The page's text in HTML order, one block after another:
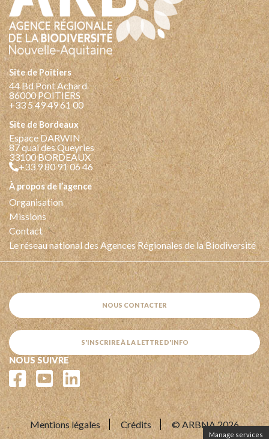
Site de Poitiers
44 Bd Pont Achard
86000 POITIERS
+33 5 49 49 61 00
Site de Bordeaux
Espace DARWIN
87 quai des Queyries
33100 BORDEAUX
+33 9 80 91 06 46
à propos de l’agence
Organisation
Missions
Contact
Le réseau national des Agences Régionales de la Biodiversité
NOUS CONTACTER
S'INSCRIRE À LA LETTRE D'INFO
NOUS SUIVRE
Mentions légales Crédits © ARBNA 2026
Manage services